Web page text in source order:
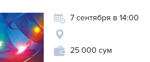
7 сентября в 14:00
25 000 сум